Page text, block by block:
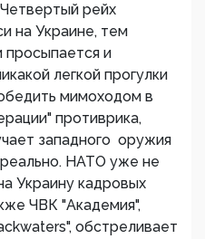
рейх
на Украине, тем
и
легкой прогулки
мимоходом в
противрика,
западного оружия
НАТО уже не
Украину кадровых
ЧВК "Академия",
обстреливает